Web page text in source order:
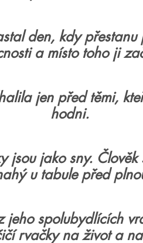
den, kdy
a místo toho ji
jen před těmi,
hodni.
jsou jako sny.
u tabule před
jeho spolubydlících
rvačky na život a